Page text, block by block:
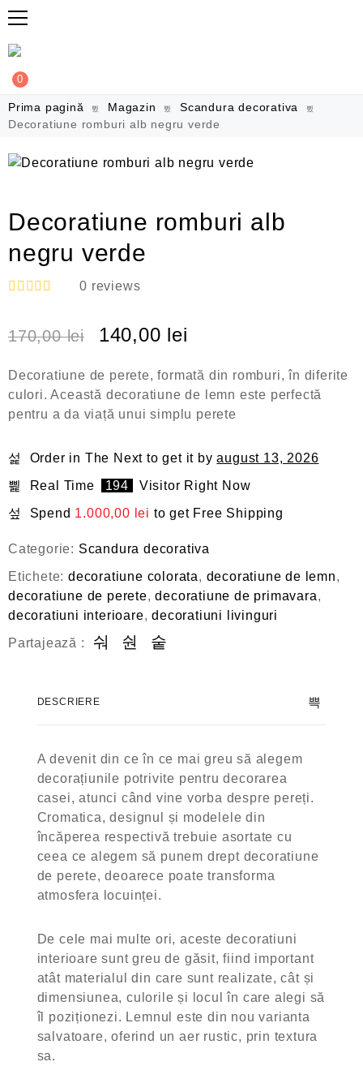
0
Prima pagină Magazin
Scandura decorativa
Decoratiune romburi alb negru verde
Decoratiune romburi alb
negru verde
a
l
a
t
l
a
0
i
n
5
0 reviews
170,00lei 140,00 lei
Decoratiune de perete, formată din romburi, în diferite
culori. Această decoratiune de lemn este perfectă
pentru a da viață unui simplu perete
Order in The Nextto get it byaugust 13, 2026
Real Time
194
Visitor Right Now
Spend 1.000,00 lei to get Free Shipping
Categorie: Scandura decorativa
Etichete:decoratiune colorata, decoratiune de lemn,
decoratiune de perete,decoratiune de primavara,
decoratiuni interioare,decoratiuni livinguri
Partajează :
DESCRIERE
A devenit din ce în ce mai greu să alegem
decorațiunile potrivite pentru decorarea
casei, atunci când vine vorba despre pereți.
Cromatica, designul și modelele din
încăperea respectivă trebuie asortate cu
ceea ce alegem să punem drept decoratiune
de perete, deoarece poate transforma
atmosfera locuinței.
De cele mai multe ori, aceste decoratiuni
interioare sunt greu de găsit, fiind important
atât materialul din care sunt realizate, cât și
dimensiunea, culorile și locul în care alegi să
îl poziționezi. Lemnul este din nou varianta
salvatoare, oferind un aer rustic, prin textura
sa.